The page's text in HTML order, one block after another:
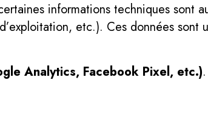
informations techniques sont
etc.). Ces données sont
Analytics, Facebook Pixel, etc.).